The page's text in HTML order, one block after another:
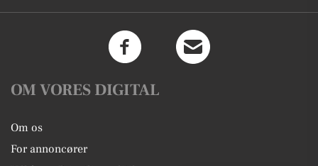
OM VORES DIGITAL
Om os
For annoncører